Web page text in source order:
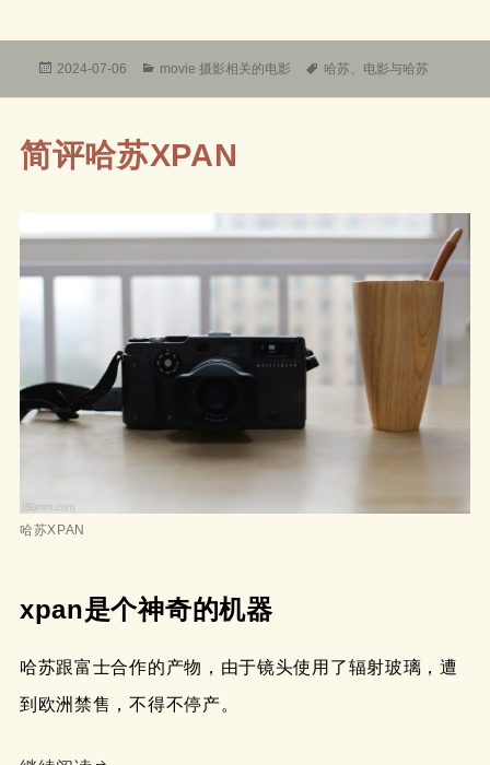
发
2024-07-06
分
movie 摄影相关的电影
标
哈苏 、 电影与哈苏
简评哈苏XPAN
哈苏XPAN
xpan是个神奇的机器
哈苏跟富士合作的产物，由于镜头使用了辐射玻璃，遭
到欧洲禁售，不得不停产。